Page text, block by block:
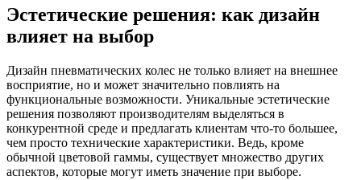
Эстетические решения: как дизайн
влияет на выбор
Дизайн пневматических колес не только влияет на внешнее
восприятие, но и может значительно повлиять на
функциональные возможности. Уникальные эстетические
решения позволяют производителям выделяться в
конкурентной среде и предлагать клиентам что-то большее,
чем просто технические характеристики. Ведь, кроме
обычной цветовой гаммы, существует множество других
аспектов, которые могут иметь значение при выборе.